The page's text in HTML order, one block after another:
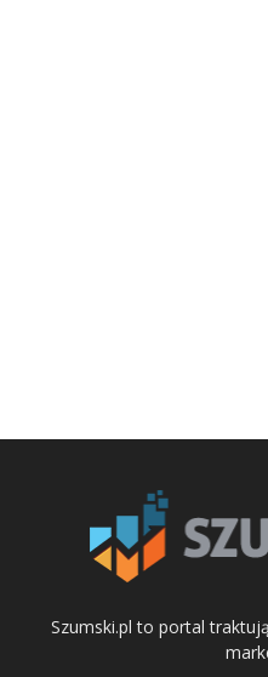
Szumski.pl to portal